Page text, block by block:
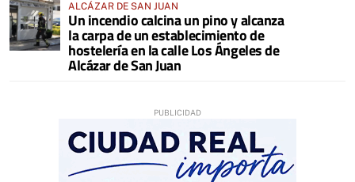
ALCÁZAR DE SAN JUAN
Un incendio calcina un pino y alcanza
la carpa de un establecimiento de
hostelería en la calle Los Ángeles de
Alcázar de San Juan